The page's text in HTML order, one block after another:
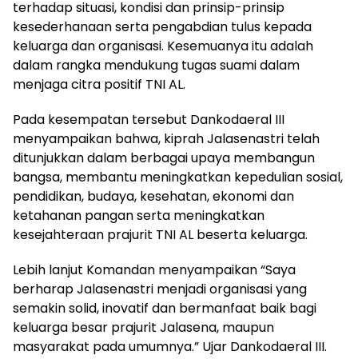
terhadap situasi, kondisi dan prinsip-prinsip
kesederhanaan serta pengabdian tulus kepada
keluarga dan organisasi. Kesemuanya itu adalah
dalam rangka mendukung tugas suami dalam
menjaga citra positif TNI AL.
Pada kesempatan tersebut Dankodaeral III
menyampaikan bahwa, kiprah Jalasenastri telah
ditunjukkan dalam berbagai upaya membangun
bangsa, membantu meningkatkan kepedulian sosial,
pendidikan, budaya, kesehatan, ekonomi dan
ketahanan pangan serta meningkatkan
kesejahteraan prajurit TNI AL beserta keluarga.
Lebih lanjut Komandan menyampaikan “Saya
berharap Jalasenastri menjadi organisasi yang
semakin solid, inovatif dan bermanfaat baik bagi
keluarga besar prajurit Jalasena, maupun
masyarakat pada umumnya.” Ujar Dankodaeral III.